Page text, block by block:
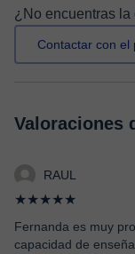
¿No encuentras
Contactar con el
Valoraciones
RAUL
★★★★★
Fernanda es muy
capacidad de